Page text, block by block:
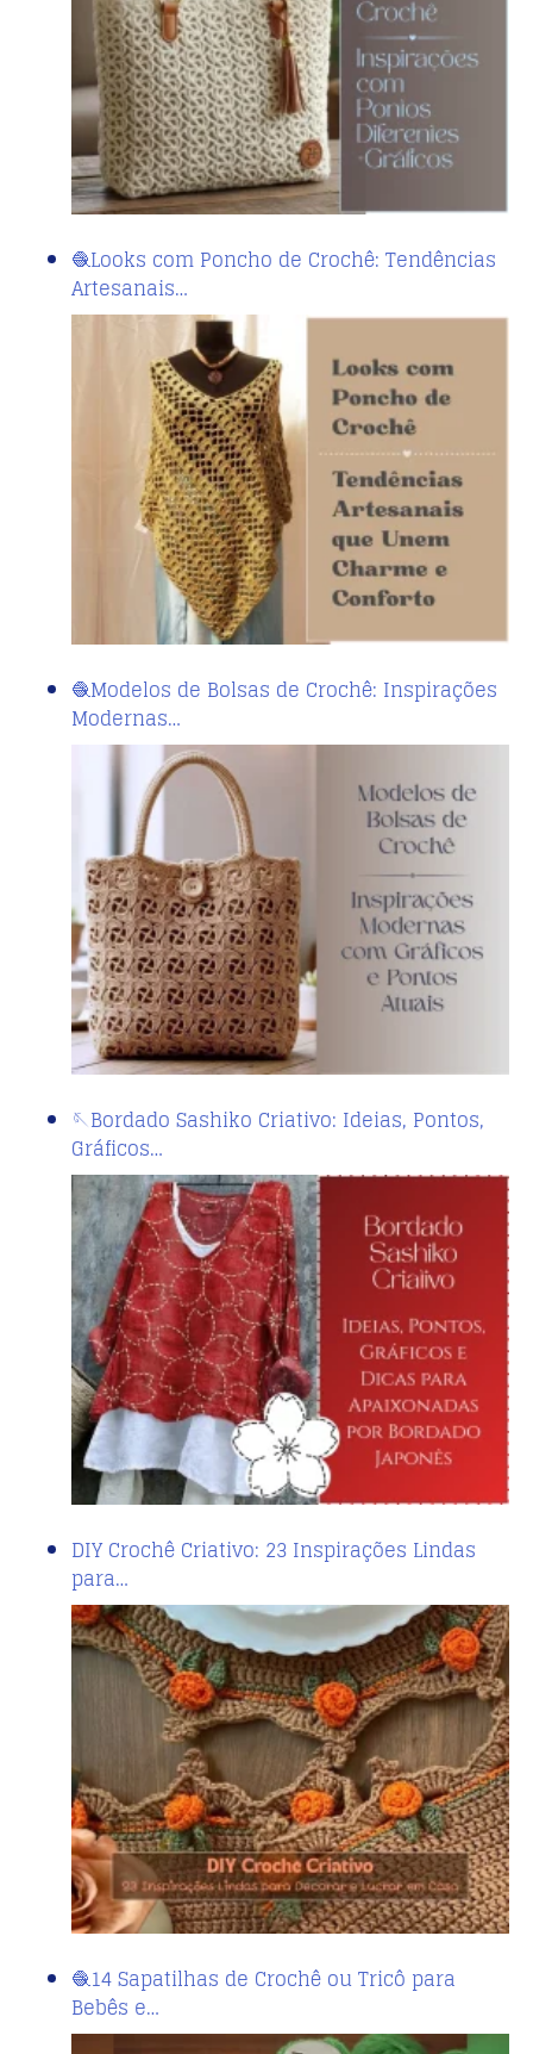
🧶Looks com Poncho de Crochê: Tendências
Artesanais…
🧶Modelos de Bolsas de Crochê: Inspirações
Modernas…
🪡Bordado Sashiko Criativo: Ideias, Pontos,
Gráficos…
DIY Crochê Criativo: 23 Inspirações Lindas
para…
🧶14 Sapatilhas de Crochê ou Tricô para
Bebês e…